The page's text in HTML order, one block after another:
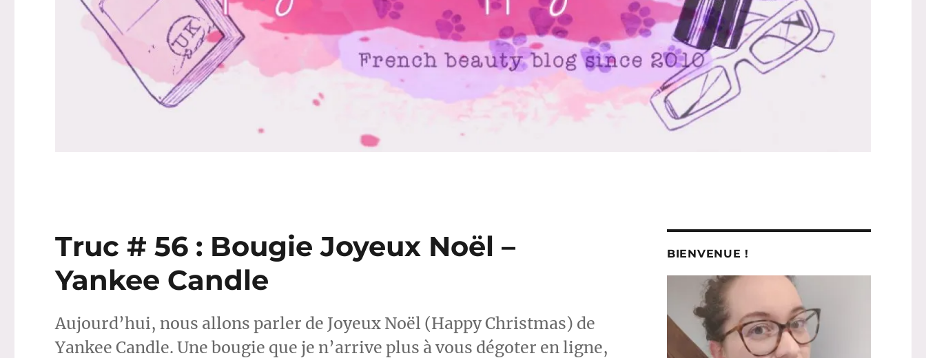
Truc # 56 : Bougie Joyeux Noël –
Yankee Candle
Aujourd’hui, nous allons parler de Joyeux Noël (Happy Christmas) de
Yankee Candle. Une bougie que je n’arrive plus à vous dégoter en ligne,
BIENVENUE !